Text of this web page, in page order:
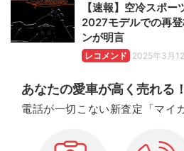
【速報】空冷スポー
2027モデルでの再
ンが明言
レコメンド 2025年3月
あなたの愛車が高く売れる！
電話が一切こない新査定「マイ